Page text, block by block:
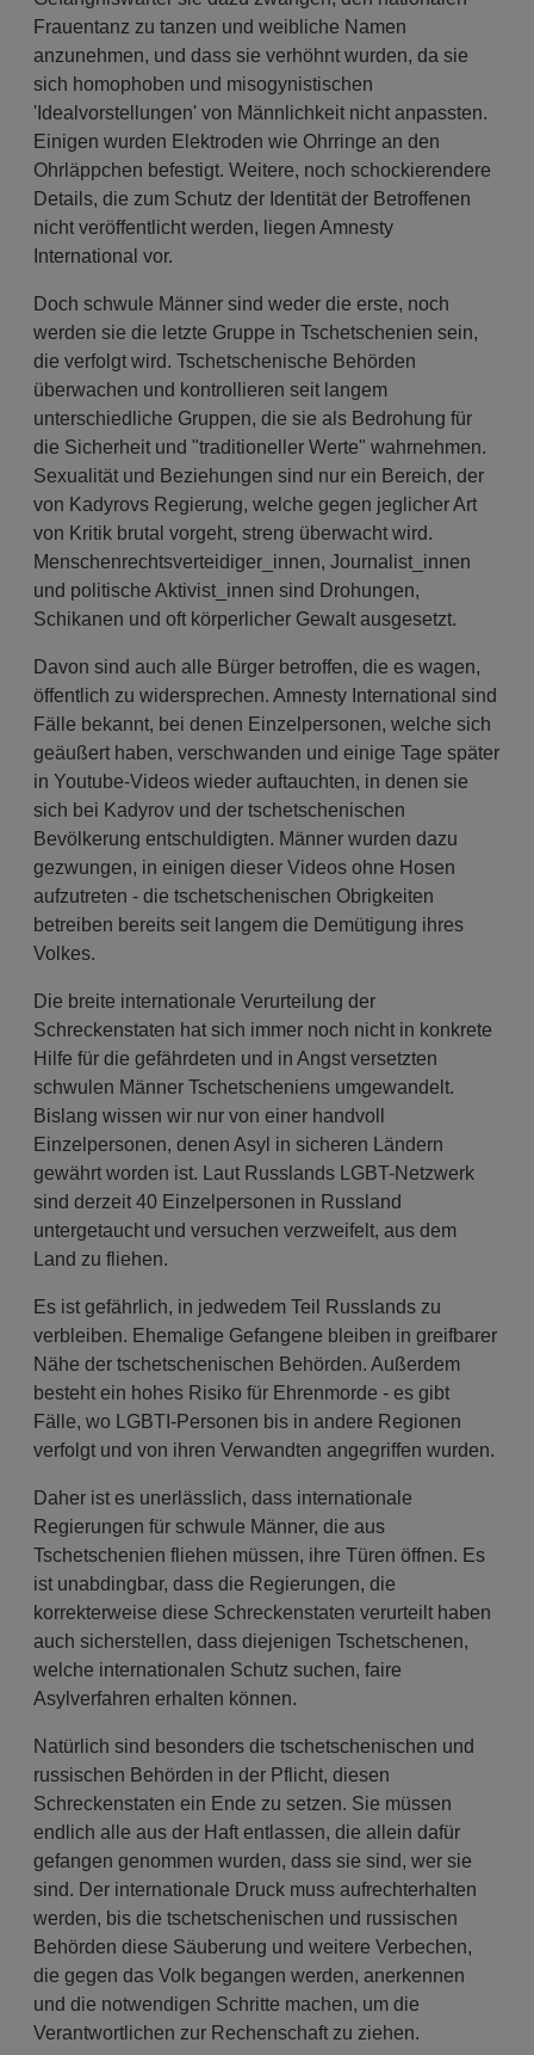
Frauentanz zu tanzen und weibliche Namen
anzunehmen, und dass sie verhöhnt wurden, da sie
sich homophoben und misogynistischen
'Idealvorstellungen' von Männlichkeit nicht anpassten.
Einigen wurden Elektroden wie Ohrringe an den
Ohrläppchen befestigt. Weitere, noch schockierendere
Details, die zum Schutz der Identität der Betroffenen
nicht veröffentlicht werden, liegen Amnesty
International vor.
Doch schwule Männer sind weder die erste, noch
werden sie die letzte Gruppe in Tschetschenien sein,
die verfolgt wird. Tschetschenische Behörden
überwachen und kontrollieren seit langem
unterschiedliche Gruppen, die sie als Bedrohung für
die Sicherheit und "traditioneller Werte" wahrnehmen.
Sexualität und Beziehungen sind nur ein Bereich, der
von Kadyrovs Regierung, welche gegen jeglicher Art
von Kritik brutal vorgeht, streng überwacht wird.
Menschenrechtsverteidiger_innen, Journalist_innen
und politische Aktivist_innen sind Drohungen,
Schikanen und oft körperlicher Gewalt ausgesetzt.
Davon sind auch alle Bürger betroffen, die es wagen,
öffentlich zu widersprechen. Amnesty International sind
Fälle bekannt, bei denen Einzelpersonen, welche sich
geäußert haben, verschwanden und einige Tage später
in Youtube-Videos wieder auftauchten, in denen sie
sich bei Kadyrov und der tschetschenischen
Bevölkerung entschuldigten. Männer wurden dazu
gezwungen, in einigen dieser Videos ohne Hosen
aufzutreten - die tschetschenischen Obrigkeiten
betreiben bereits seit langem die Demütigung ihres
Volkes.
Die breite internationale Verurteilung der
Schreckenstaten hat sich immer noch nicht in konkrete
Hilfe für die gefährdeten und in Angst versetzten
schwulen Männer Tschetscheniens umgewandelt.
Bislang wissen wir nur von einer handvoll
Einzelpersonen, denen Asyl in sicheren Ländern
gewährt worden ist. Laut Russlands LGBT-Netzwerk
sind derzeit 40 Einzelpersonen in Russland
untergetaucht und versuchen verzweifelt, aus dem
Land zu fliehen.
Es ist gefährlich, in jedwedem Teil Russlands zu
verbleiben. Ehemalige Gefangene bleiben in greifbarer
Nähe der tschetschenischen Behörden. Außerdem
besteht ein hohes Risiko für Ehrenmorde - es gibt
Fälle, wo LGBTI-Personen bis in andere Regionen
verfolgt und von ihren Verwandten angegriffen wurden.
Daher ist es unerlässlich, dass internationale
Regierungen für schwule Männer, die aus
Tschetschenien fliehen müssen, ihre Türen öffnen. Es
ist unabdingbar, dass die Regierungen, die
korrekterweise diese Schreckenstaten verurteilt haben
auch sicherstellen, dass diejenigen Tschetschenen,
welche internationalen Schutz suchen, faire
Asylverfahren erhalten können.
Natürlich sind besonders die tschetschenischen und
russischen Behörden in der Pflicht, diesen
Schreckenstaten ein Ende zu setzen. Sie müssen
endlich alle aus der Haft entlassen, die allein dafür
gefangen genommen wurden, dass sie sind, wer sie
sind. Der internationale Druck muss aufrechterhalten
werden, bis die tschetschenischen und russischen
Behörden diese Säuberung und weitere Verbechen,
die gegen das Volk begangen werden, anerkennen
und die notwendigen Schritte machen, um die
Verantwortlichen zur Rechenschaft zu ziehen.